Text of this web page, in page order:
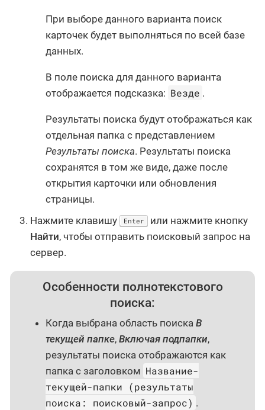
При выборе данного варианта поиск
карточек будет выполняться по всей базе
данных.
В поле поиска для данного варианта
отображается подсказка: Везде .
Результаты поиска будут отображаться как
отдельная папка с представлением
Результаты поиска. Результаты поиска
сохранятся в том же виде, даже после
открытия карточки или обновления
страницы.
Нажмите клавишу
Enter
или нажмите кнопку
Найти, чтобы отправить поисковый запрос на
сервер.
Особенности полнотекстового
поиска:
Когда выбрана область поиска В
текущей папке, Включая подпапки,
результаты поиска отображаются как
папка с заголовком Название-
текущей-папки (результаты
поиска: поисковый-запрос) .